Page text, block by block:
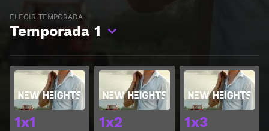
ELEGIR TEMPORADA
Temporada 1
1x1
Ver
1x2
Ver
1x3